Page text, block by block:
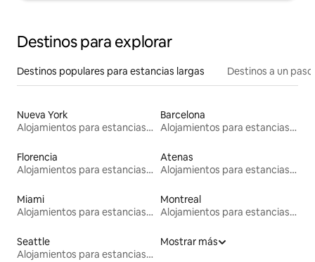
Destinos para explorar
Destinos populares para estancias largas Destinos a un
Nueva York
Alojamientos para estancias largas
Barcelona
Alojamientos para estancias largas
Florencia
Alojamientos para estancias largas
Atenas
Alojamientos para estancias largas
Miami
Alojamientos para estancias largas
Montreal
Alojamientos para estancias largas
Seattle
Alojamientos para estancias largas
Mostrar más